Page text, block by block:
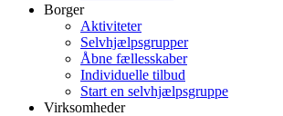
Borger
Aktiviteter
Selvhjælpsgrupper
Åbne fællesskaber
Individuelle tilbud
Start en selvhjælpsgruppe
Virksomheder